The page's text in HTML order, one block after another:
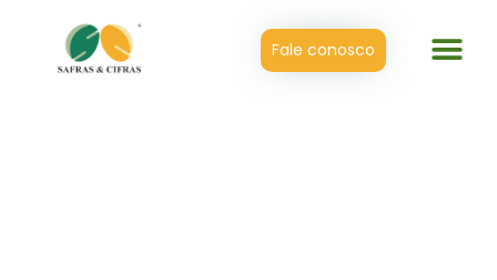
Fale conosco